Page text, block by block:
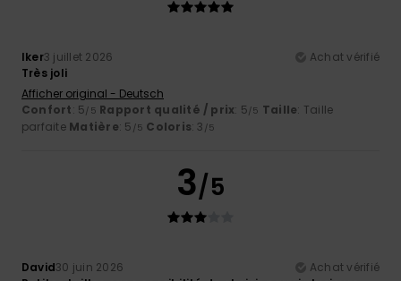
Iker3 juillet 2026
Achat vérifié
Très joli
Afficher original - Deutsch
Confort: 5/5 Rapport qualité / prix: 5/5 Taille: Taille
parfaite Matière: 5 /5 Coloris: 3 /5
3/5
David30 juin 2026
Achat vérifié